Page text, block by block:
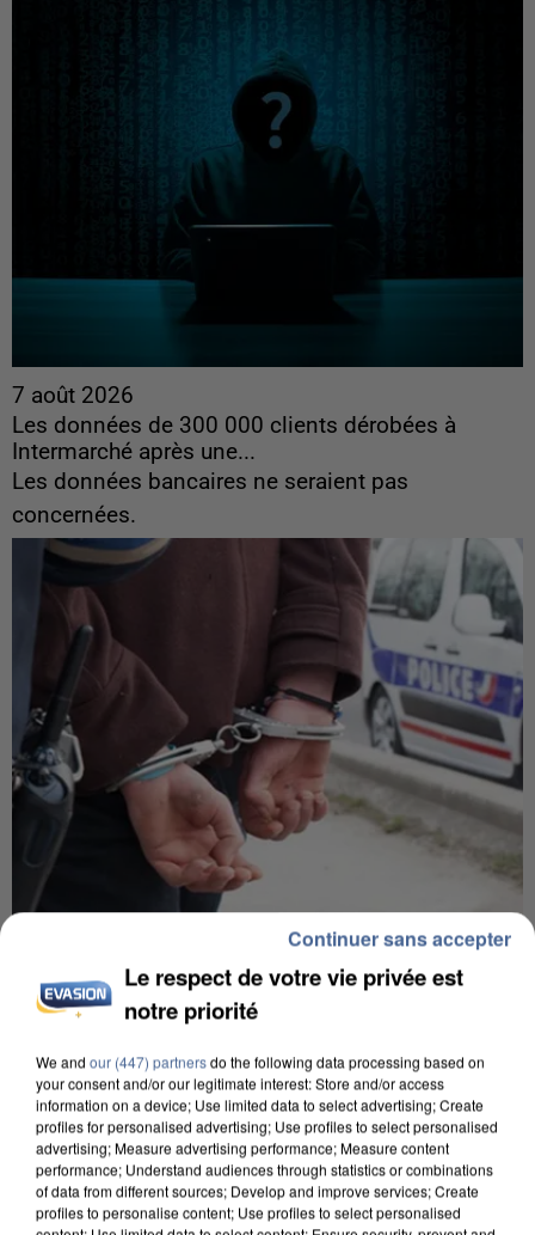
7 août 2026
Les données de 300 000 clients dérobées à
Intermarché après une...
Les données bancaires ne seraient pas
concernées.
Un second cadre de la DZ Mafia interpellé en
Algérie
quelques jours plus tôt.
Le respect de votre vie privée est
notre priorité
We and our (447) partnersdo the following data processing based on
your consent and/or our legitimate interest: Store and/or access
information on a device; Use limited data to select advertising; Create
profiles for personalised advertising; Use profiles to select personalised
advertising; Measure advertising performance; Measure content
performance; Understand audiences through statistics or combinations
of data from different sources; Develop and improve services; Create
profiles to personalise content; Use profiles to select personalised
Continuer sans accepter